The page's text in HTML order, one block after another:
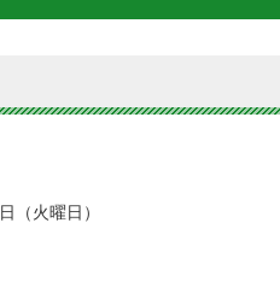
（火曜日）